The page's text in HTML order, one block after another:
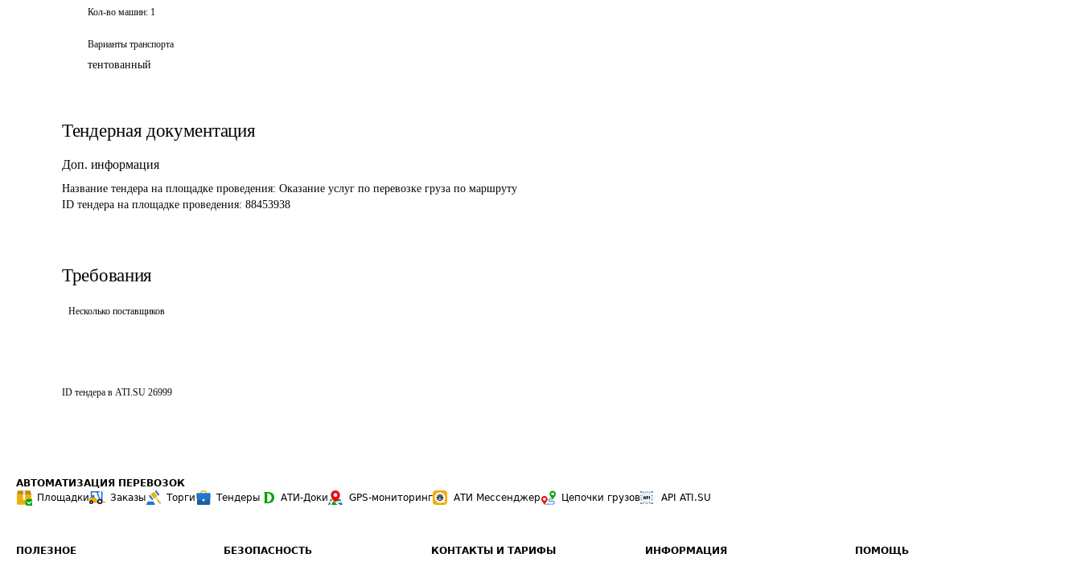
Кол-во машин: 1
Варианты транспорта
тентованный
Тендерная документация
Доп. информация
Название тендера на площадке проведения: Оказание услуг по перевозке груза по маршруту
ID тендера на площадке проведения: 88453938
Требования
Несколько поставщиков
ID тендера в ATI.SU 26999
АВТОМАТИЗАЦИЯ ПЕРЕВОЗОК
Площадки
Заказы Торги Тендеры АТИ-Доки GPS-мониторинг АТИ Мессенджер Цепочки грузов API ATI.SU
ПОЛЕЗНОЕ БЕЗОПАСНОСТЬ КОНТАКТЫ И ТАРИФЫ ИНФОРМАЦИЯ ПОМОЩЬ